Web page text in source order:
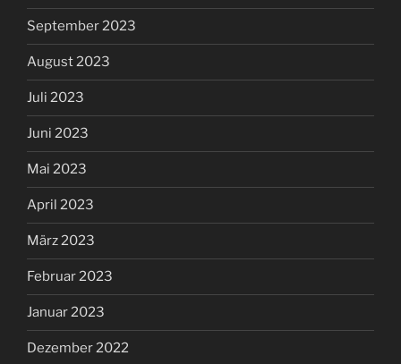
September 2023
August 2023
Juli 2023
Juni 2023
Mai 2023
April 2023
März 2023
Februar 2023
Januar 2023
Dezember 2022